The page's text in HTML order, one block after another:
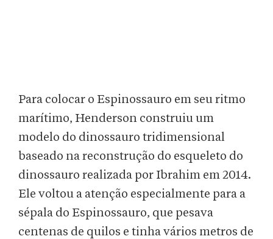
Para colocar o Espinossauro em seu ritmo
marítimo, Henderson construiu um
modelo do dinossauro tridimensional
baseado na reconstrução do esqueleto do
dinossauro realizada por Ibrahim em 2014.
Ele voltou a atenção especialmente para a
sépala do Espinossauro, que pesava
centenas de quilos e tinha vários metros de